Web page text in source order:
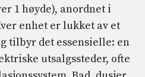
1 høyde), anordnet i
enhet er lukket av et
tilbyr det essensielle: en
utsalgssteder, ofte